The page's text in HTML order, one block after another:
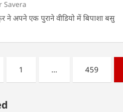
Savera
ने अपने एक पुराने वीडियो में बिपाशा बसु
1 … 459